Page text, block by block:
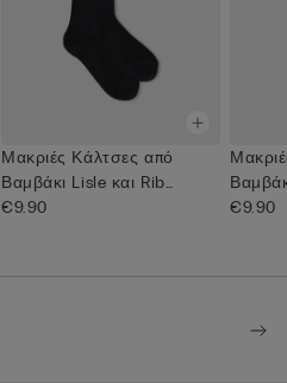
Μακριές Κάλτσες από
Βαμβάκι Lisle και Rib
ύφανση
€9.90
€9.90